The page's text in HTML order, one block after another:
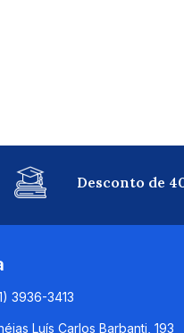
Desconto de
3936-3413
Luís Carlos Barbanti, 193